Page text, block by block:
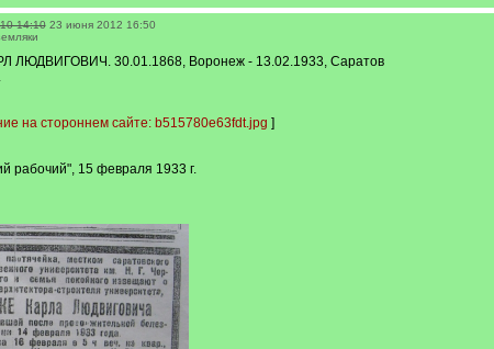
14:10 23 июня 2012 16:50
ЛЮДВИГОВИЧ. 30.01.1868, Воронеж - 13.02.1933, Саратов
на стороннем сайте: b515780e63fdt.jpg ]
рабочий", 15 февраля 1933 г.